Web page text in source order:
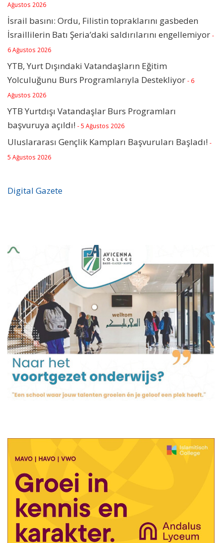
Ağustos 2026
İsrail basını: Ordu, Filistin topraklarını gasbeden
İsraillilerin Batı Şeria’daki saldırılarını engellemiyor -
6 Ağustos 2026
YTB, Yurt Dışındaki Vatandaşların Eğitim
Yolculuğunu Burs Programlarıyla Destekliyor - 6
Ağustos 2026
YTB Yurtdışı Vatandaşlar Burs Programları
başvuruya açıldı! - 5 Ağustos 2026
Uluslararası Gençlik Kampları Başvuruları Başladı! -
5 Ağustos 2026
Digital Gazete